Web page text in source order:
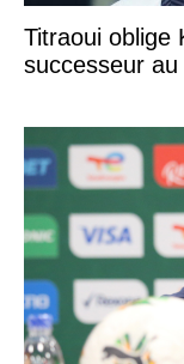
Titraoui oblige
successeur au